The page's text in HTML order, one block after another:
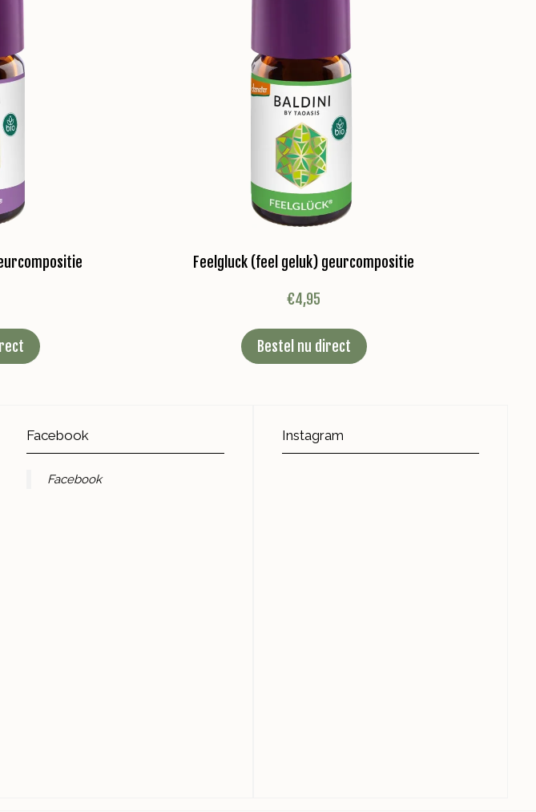
Feelgluck (feel geluk) geurcompositie
€4,95
Bestel nu direct
Facebook
Facebook
Instagram